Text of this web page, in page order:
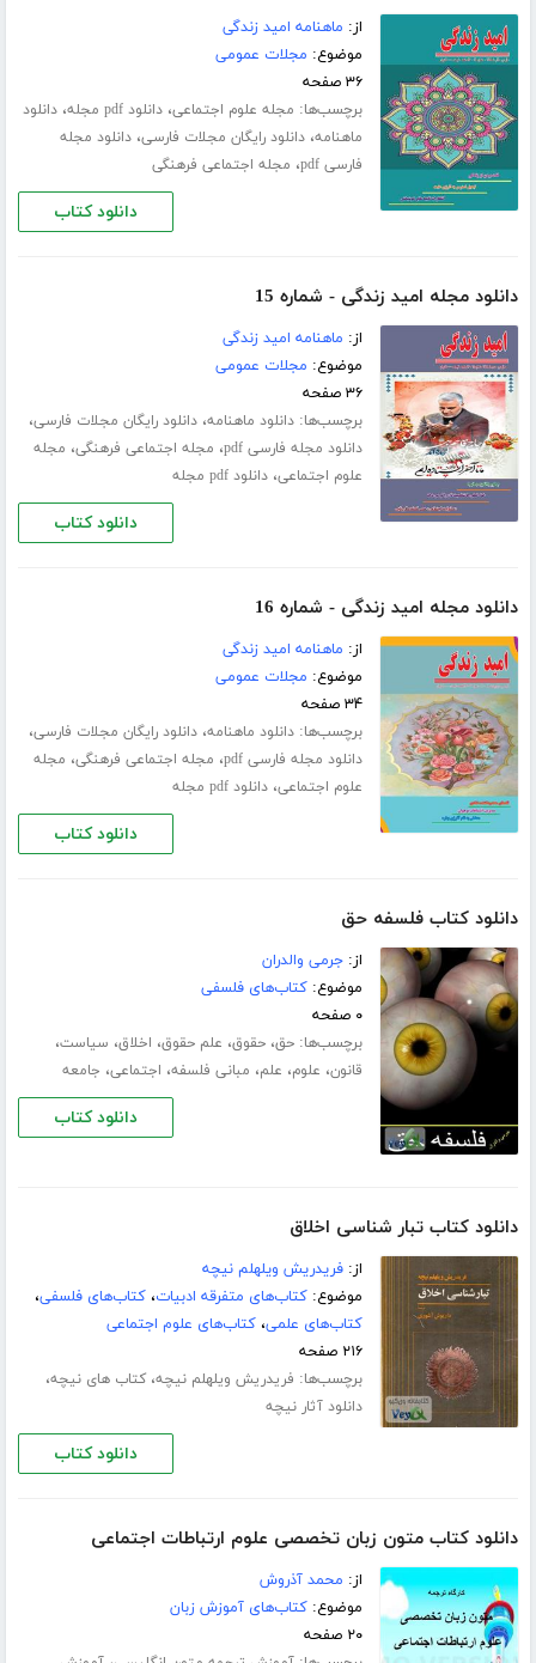
از: ماهنامه امید زندگی
موضوع: مجلات عمومی
۳۶ صفحه
برچسب‌ها: مجله علوم اجتماعی،دانلود pdf مجله ،دانلود
ماهنامه،دانلود رایگان مجلات فارسی،دانلود مجله
فارسی pdf
، مجله اجتماعی فرهنگی
دانلود کتاب
دانلود مجله امید زندگی - شماره 15
از: ماهنامه امید زندگی
موضوع: مجلات عمومی
۳۶ صفحه
برچسب‌ها:دانلود ماهنامه،دانلود رایگان مجلات فارسی،
دانلود مجله فارسی pdf ، مجله اجتماعی فرهنگی، مجله
علوم اجتماعی،دانلود pdf مجله
دانلود کتاب
دانلود مجله امید زندگی - شماره 16
از: ماهنامه امید زندگی
موضوع: مجلات عمومی
۳۴ صفحه
برچسب‌ها:دانلود ماهنامه،دانلود رایگان مجلات فارسی،
دانلود مجله فارسی pdf ، مجله اجتماعی فرهنگی، مجله
علوم اجتماعی،دانلود pdf مجله
دانلود کتاب
دانلود کتاب فلسفه حق
از:جرمی والدران
موضوع:کتاب‌های فلسفی
۰ صفحه
برچسب‌ها:حق،حقوق، علم حقوق، اخلاق، سیاست،
قانون، علوم، علم، مبانی فلسفه، اجتماعی، جامعه
دانلود کتاب
دانلود کتاب تبار شناسی اخلاق
از:فریدریش ویلهلم نیچه
موضوع:کتاب‌های متفرقه ادبیات،کتاب‌های فلسفی،
کتاب‌های علمی،کتاب‌های علوم اجتماعی
۲۱۶ صفحه
برچسب‌ها: فریدریش ویلهلم نیچه،کتاب های نیچه،
دانلود آثار نیچه
دانلود کتاب
دانلود کتاب متون زبان تخصصی علوم ارتباطات اجتماعی
از: محمد آذروش
موضوع:کتاب‌های آموزش زبان
۲۰ صفحه